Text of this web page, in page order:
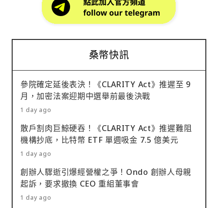
桑幣快訊
參院確定延後表決！《CLARITY Act》推遲至 9
月，加密法案迎期中選舉前最後決戰
1 day ago
散戶割肉巨鯨硬吞！《CLARITY Act》推遲難阻
機構抄底，比特幣 ETF 單週吸金 7.5 億美元
1 day ago
創辦人驟逝引爆經營權之爭！Ondo 創辦人母親
起訴，要求撤換 CEO 重組董事會
1 day ago